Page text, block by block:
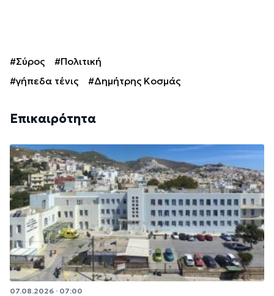
#Σύρος
#Πολιτική
#γήπεδα τένις
#Δημήτρης Κοσμάς
Επικαιρότητα
07.08.2026 · 07:00